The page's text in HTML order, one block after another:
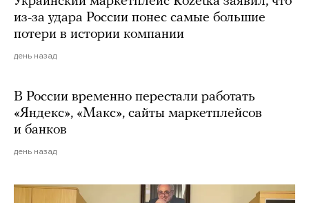
из-за удара России понес самые большие
потери в истории компании
день назад
В России временно перестали работать
«Яндекс», «Макс», сайты маркетплейсов
и банков
день назад